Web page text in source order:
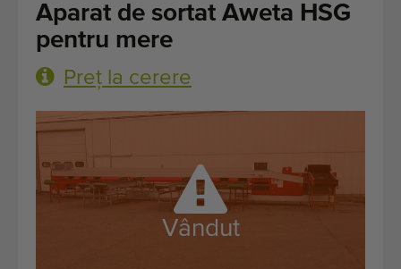
Despre noi
FAQ
Contact
Blog
Echipamente de calitate
Aparat de sortat Aweta HSG
pentru mere
Preț la cerere
Vândut